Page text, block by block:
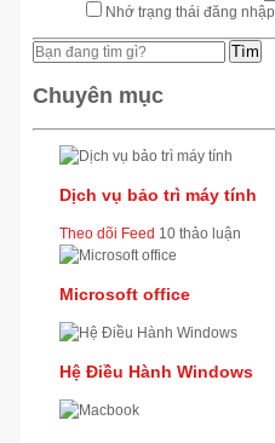
Nhớ trạng thái đăng nhập
Tìm
Chuyên mục
Dịch vụ bảo trì máy tính
Theo dõi Feed 10 thảo luận
Microsoft office
Hệ Điều Hành Windows